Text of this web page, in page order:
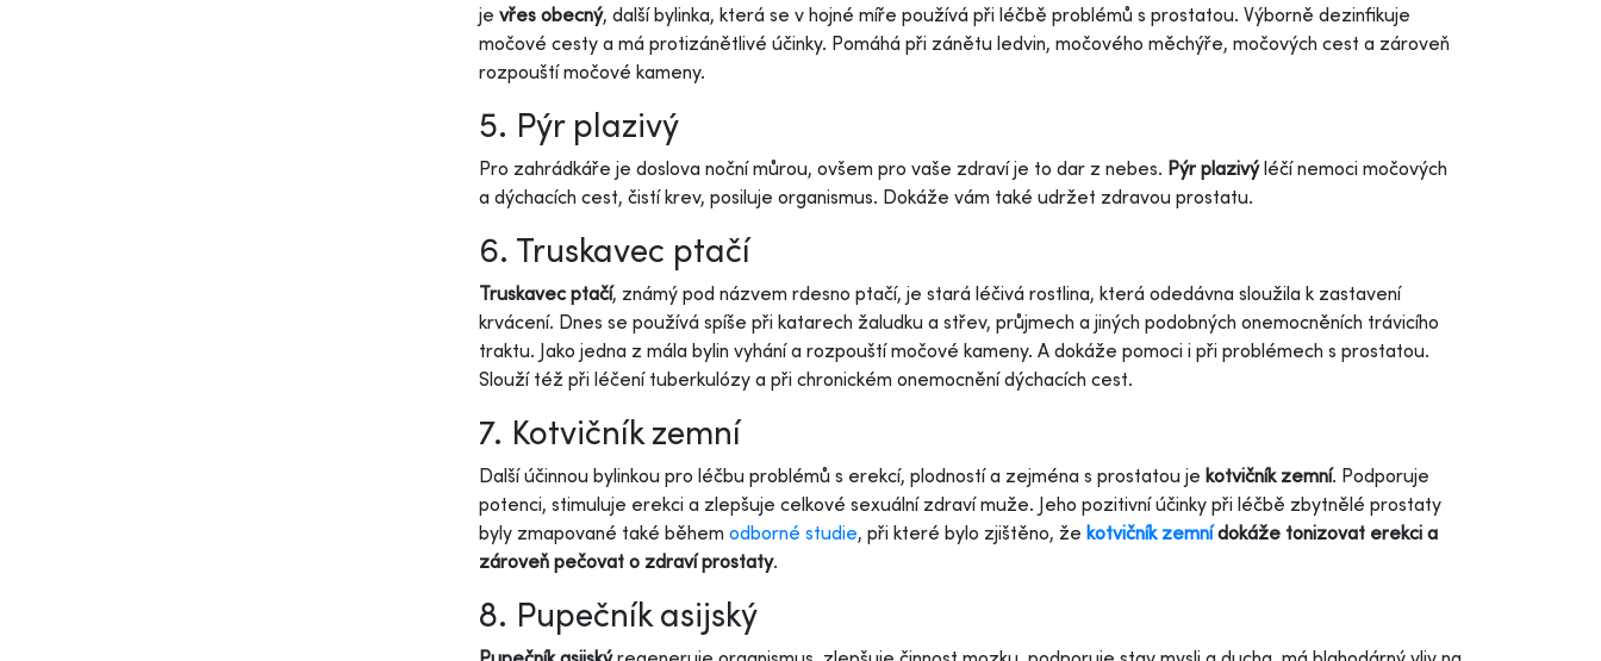
je vřes obecný, další bylinka, která se v hojné míře používá při léčbě problémů s prostatou. Výborně dezinfikuje
močové cesty a má protizánětlivé účinky. Pomáhá při zánětu ledvin, močového měchýře, močových cest a zároveň
rozpouští močové kameny.
5. Pýr plazivý
Pro zahrádkáře je doslova noční můrou, ovšem pro vaše zdraví je to dar z nebes. Pýr plazivýléčí nemoci močových
a dýchacích cest, čistí krev, posiluje organismus. Dokáže vám také udržet zdravou prostatu.
6. Truskavec ptačí
Truskavec ptačí, známý pod názvem rdesno ptačí, je stará léčivá rostlina, která odedávna sloužila k zastavení
krvácení. Dnes se používá spíše při katarech žaludku a střev, průjmech a jiných podobných onemocněních trávicího
traktu. Jako jedna z mála bylin vyhání a rozpouští močové kameny. A dokáže pomoci i při problémech s prostatou.
Slouží též při léčení tuberkulózy a při chronickém onemocnění dýchacích cest.
7. Kotvičník zemní
Další účinnou bylinkou pro léčbu problémů s erekcí, plodností a zejména s prostatou je kotvičník zemní. Podporuje
potenci, stimuluje erekci a zlepšuje celkové sexuální zdraví muže. Jeho pozitivní účinky při léčbě zbytnělé prostaty
byly zmapované také během odborné studie, při které bylo zjištěno, že kotvičník zemnídokáže tonizovat erekci a
zároveň pečovat o zdraví prostaty.
8. Pupečník asijský